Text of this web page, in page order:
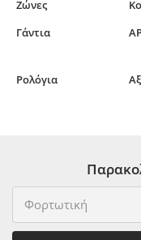
Ζώνες
Γάντια
Ρολόγια